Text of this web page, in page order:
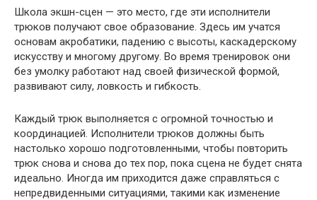
Школа экшн-сцен — это место, где эти исполнители
трюков получают свое образование. Здесь им учатся
основам акробатики, падению с высоты, каскадерскому
искусству и многому другому. Во время тренировок они
без умолку работают над своей физической формой,
развивают силу, ловкость и гибкость.
Каждый трюк выполняется с огромной точностью и
координацией. Исполнители трюков должны быть
настолько хорошо подготовленными, чтобы повторить
трюк снова и снова до тех пор, пока сцена не будет снята
идеально. Иногда им приходится даже справляться с
непредвиденными ситуациями, такими как изменение